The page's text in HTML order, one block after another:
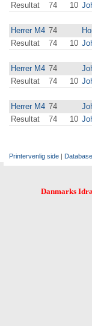
Resultat
74 10
Herrer M4 74
Resultat
74 10
Herrer M4 74
Resultat
74 10
Herrer M4 74
Resultat
74 10
Printervenlig side |
Danmarks